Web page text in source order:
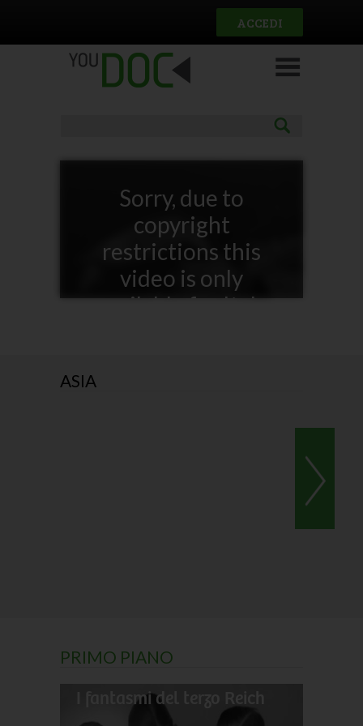
ACCEDI
Sorry, due to
copyright
restrictions this
video is only
available for Italy
ASIA
PRIMO PIANO
I fantasmi del terzo Reich